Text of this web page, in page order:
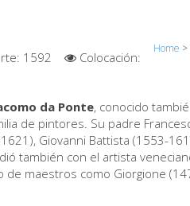
Home >
1592
Colocación:
da Ponte, conocido
de pintores. Su padre
Giovanni Battista (1553-
también con el artista
maestros como Giorgione